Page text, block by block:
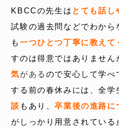
KBCCの先生は とても話し
試験の過去問などでわから
も 一つひとつ丁寧に教えて
すのは得意ではありません
気がある ので安心して学べ
する前の春休みには、全学
談 もあり、卒業後の進路に
がしっかり用意されている